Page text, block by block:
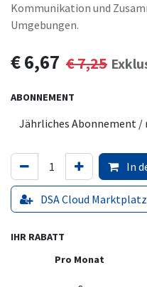
Kommunikation und
Umgebungen.
€6,67 €7,25
ABONNEMENT
In
DSA Cloud
IHR RABATT
Pro Monat